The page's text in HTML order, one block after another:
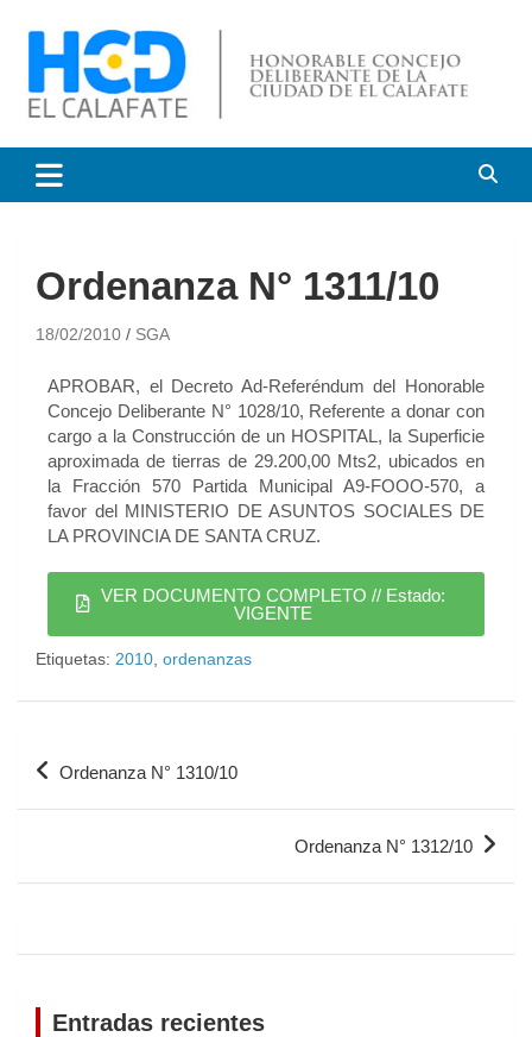
Honorable Concejo
Deliberante de El Calafate
Ordenanza N° 1311/10
18/02/2010 SGA
APROBAR, el Decreto Ad-Referéndum del Honorable
Concejo Deliberante N° 1028/10, Referente a donar con
cargo a la Construcción de un HOSPITAL, la Superficie
aproximada de tierras de 29.200,00 Mts2, ubicados en
la Fracción 570 Partida Municipal A9-FOOO-570, a
favor del MINISTERIO DE ASUNTOS SOCIALES DE
LA PROVINCIA DE SANTA CRUZ.
VER DOCUMENTO COMPLETO // Estado:
VIGENTE
Etiquetas: 2010 ordenanzas
Ordenanza N° 1310/10
Ordenanza N° 1312/10
Entradas recientes